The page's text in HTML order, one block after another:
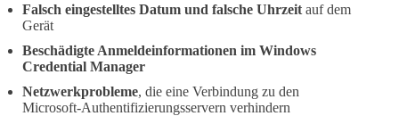
Falsch eingestelltes Datum und falsche Uhrzeit auf dem
Gerät
Beschädigte Anmeldeinformationen im Windows
Credential Manager
Netzwerkprobleme, die eine Verbindung zu den
Microsoft-Authentifizierungsservern verhindern